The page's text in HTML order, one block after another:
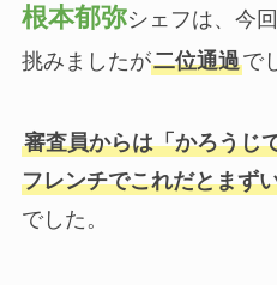
根本郁弥シェフは、今回
挑みましたが二位通過で
審査員からは「かろうじ
フレンチでこれだとまず
でした。